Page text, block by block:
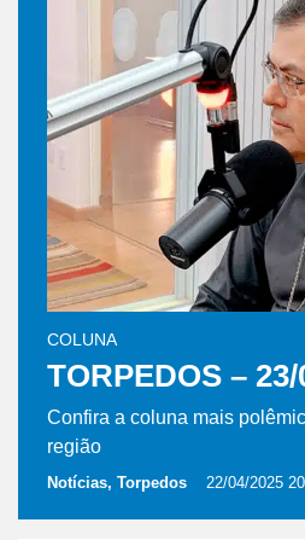
COLUNA
TORPEDOS – 23/
Confira a coluna mais
região
Notícias, Torpedos 22/04/2025